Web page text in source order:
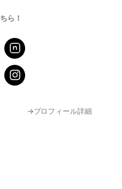
ら！
→プロフィール詳細